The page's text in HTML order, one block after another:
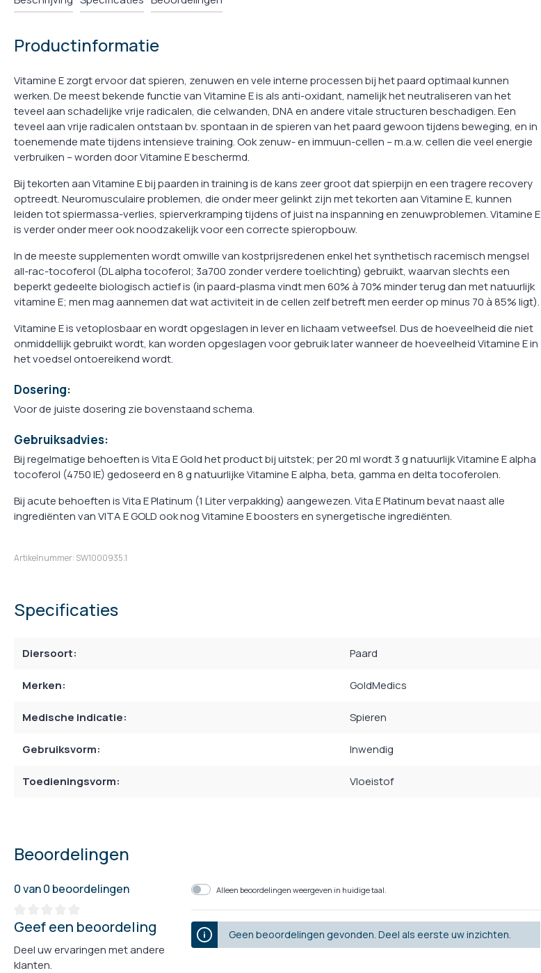
Productinformatie
Vitamine E zorgt ervoor dat spieren, zenuwen en vele interne processen bij het paard optimaal kunnen
werken. De meest bekende functie van Vitamine E is als anti-oxidant, namelijk het neutraliseren van het
teveel aan schadelijke vrije radicalen, die celwanden, DNA en andere vitale structuren beschadigen. Een
teveel aan vrije radicalen ontstaan bv. spontaan in de spieren van het paard gewoon tijdens beweging, en in
toenemende mate tijdens intensieve training. Ook zenuw- en immuun-cellen – m.a.w. cellen die veel energie
verbruiken – worden door Vitamine E beschermd.
Bij tekorten aan Vitamine E bij paarden in training is de kans zeer groot dat spierpijn en een tragere recovery
optreedt. Neuromusculaire problemen, die onder meer gelinkt zijn met tekorten aan Vitamine E, kunnen
leiden tot spiermassa-verlies, spierverkramping tijdens of juist na inspanning en zenuwproblemen. Vitamine E
is verder onder meer ook noodzakelijk voor een correcte spieropbouw.
In de meeste supplementen wordt omwille van kostprijsredenen enkel het synthetisch racemisch mengsel
all-rac-tocoferol (DL alpha tocoferol; 3a700 zonder verdere toelichting) gebruikt, waarvan slechts een
beperkt gedeelte biologisch actief is (in paard-plasma vindt men 60% à 70% minder terug dan met natuurlijk
vitamine E; men mag aannemen dat wat activiteit in de cellen zelf betreft men eerder op minus 70 à 85% ligt).
Vitamine E is vetoplosbaar en wordt opgeslagen in lever en lichaam vetweefsel. Dus de hoeveelheid die niet
onmiddellijk gebruikt wordt, kan worden opgeslagen voor gebruik later wanneer de hoeveelheid Vitamine E in
het voedsel ontoereikend wordt.
Dosering:
Voor de juiste dosering zie bovenstaand schema.
Gebruiksadvies:
Bij regelmatige behoeften is Vita E Gold het product bij uitstek; per 20 ml wordt 3 g natuurlijk Vitamine E alpha
tocoferol (4750 IE) gedoseerd en 8 g natuurlijke Vitamine E alpha, beta, gamma en delta tocoferolen.
Bij acute behoeften is Vita E Platinum (1 Liter verpakking) aangewezen. Vita E Platinum bevat naast alle
ingrediënten van VITA E GOLD ook nog Vitamine E boosters en synergetische ingrediënten.
Artikelnummer: SW1000935.1
Specificaties
Diersoort: Paard
Merken: GoldMedics
Medische indicatie: Spieren
Gebruiksvorm: Inwendig
Toedieningsvorm: Vloeistof
Beoordelingen
0 van 0 beoordelingen
Geef een beoordeling
Deel uw ervaringen met andere
klanten.
Alleen beoordelingen weergeven in huidige taal.
Geen beoordelingen gevonden. Deel als eerste uw inzichten.